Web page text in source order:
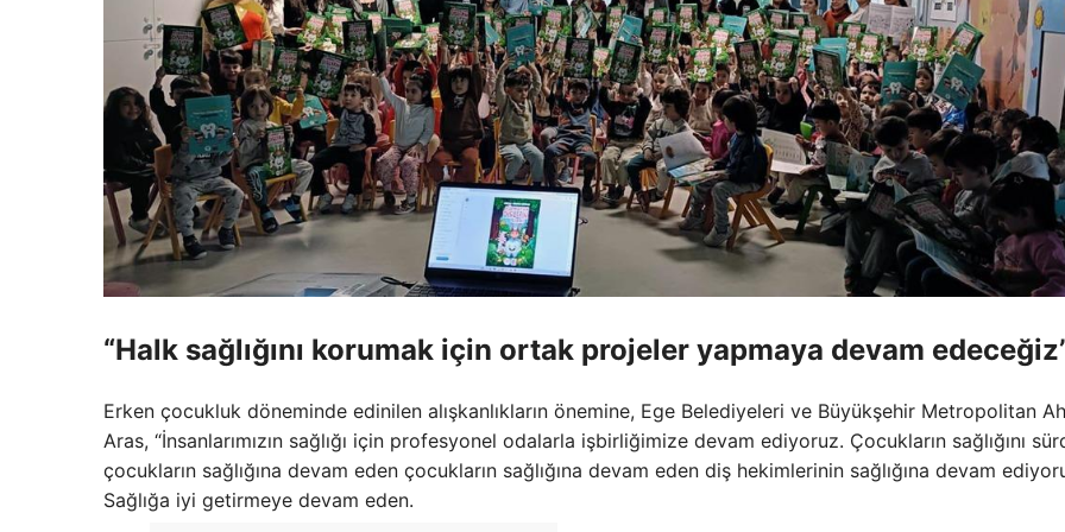
“Halk sağlığını korumak için ortak projeler yapmaya devam
Erken çocukluk döneminde edinilen alışkanlıkların önemine, Ege Belediyeleri ve Büyükşehir Metropolitan
Aras, “İnsanlarımızın sağlığı için profesyonel odalarla işbirliğimize devam ediyoruz. Çocukların sağlığını
çocukların sağlığına devam eden çocukların sağlığına devam eden diş hekimlerinin sağlığına devam
Sağlığa iyi getirmeye devam eden.